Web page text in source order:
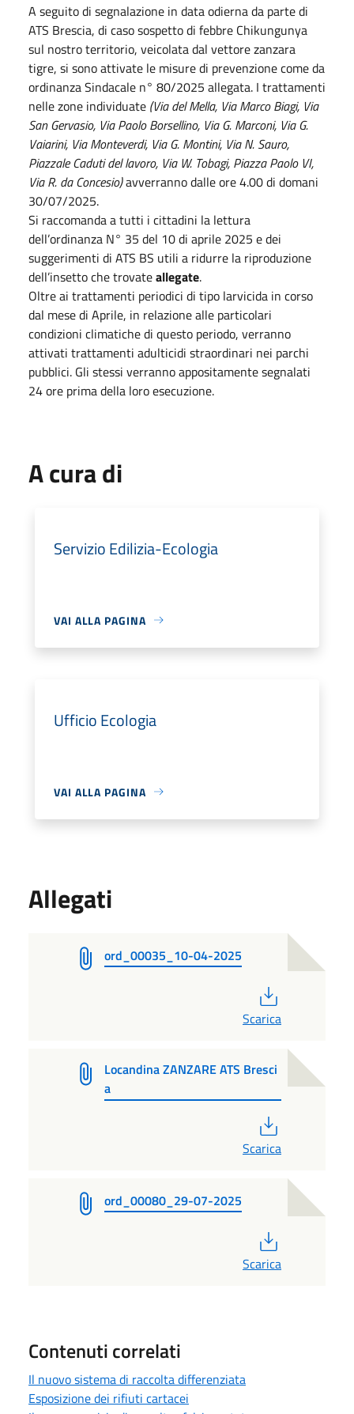
A seguito di segnalazione in data odierna da parte di
ATS Brescia, di caso sospetto di febbre Chikungunya
sul nostro territorio, veicolata dal vettore zanzara
tigre, si sono attivate le misure di prevenzione come da
ordinanza Sindacale n° 80/2025 allegata. I trattamenti
nelle zone individuate (Via del Mella, Via Marco Biagi, Via
San Gervasio, Via Paolo Borsellino, Via G. Marconi, Via G.
Vaiarini, Via Monteverdi, Via G. Montini, Via N. Sauro,
Piazzale Caduti del lavoro, Via W. Tobagi, Piazza Paolo VI,
Via R. da Concesio)avverranno dalle ore 4.00 di domani
30/07/2025.
Si raccomanda a tutti i cittadini la lettura
dell’ordinanza N° 35 del 10 di aprile 2025 e dei
suggerimenti di ATS BS utili a ridurre la riproduzione
dell’insetto che trovateallegate.
Oltre ai trattamenti periodici di tipo larvicida in corso
dal mese di Aprile, in relazione alle particolari
condizioni climatiche di questo periodo, verranno
attivati trattamenti adulticidi straordinari nei parchi
pubblici. Gli stessi verranno appositamente segnalati
24 ore prima della loro esecuzione.
A cura di
Servizio Edilizia-Ecologia
VAI ALLA PAGINA
Ufficio Ecologia
VAI ALLA PAGINA
Allegati
ord_00035_10-04-2025
Scarica
Locandina ZANZARE ATS Bresci
a
Scarica
ord_00080_29-07-2025
Scarica
Contenuti correlati
Il nuovo sistema di raccolta differenziata
Esposizione dei rifiuti cartacei